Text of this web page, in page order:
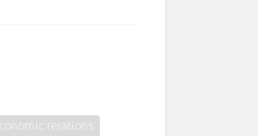
relations